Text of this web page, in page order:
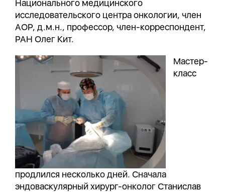
Национального медицинского
исследовательского центра онкологии, член
АОР, д.м.н., профессор, член-корреспондент,
РАН Олег Кит.
Мастер-
класс
продлился несколько дней. Сначала
эндоваскулярный хирург-онколог Станислав